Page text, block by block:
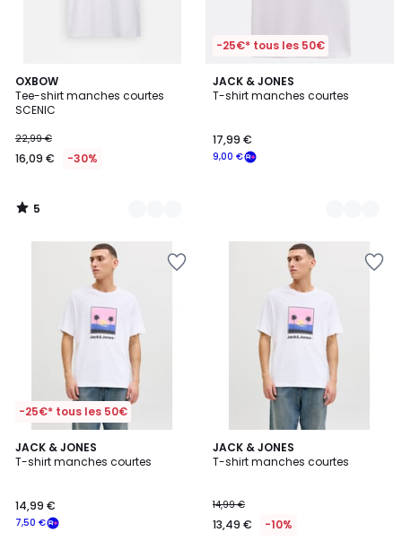
OXBOW
Tee-shirt manches courtes
SCENIC
22,99 €
16,09 € -30%
5
/
5
5
Couleurs
5
/
-25€* tous les 50€
JACK & JONES
T-shirt manches courtes
9,00 €
17,99 €
3
Couleurs
-25€* tous les 50€
JACK & JONES
T-shirt manches courtes
7,50 €
14,99 €
4
/
4
Couleurs
JACK & JONES
T-shirt manches courtes
14,99 €
13,49 € -10%
4
/
4
Couleurs